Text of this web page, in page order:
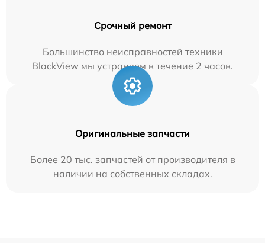
Срочный ремонт
Большинство неисправностей техники
BlackView мы устраняем в течение 2 часов.
Оригинальные запчасти
Более 20 тыс. запчастей от производителя в
наличии на собственных складах.